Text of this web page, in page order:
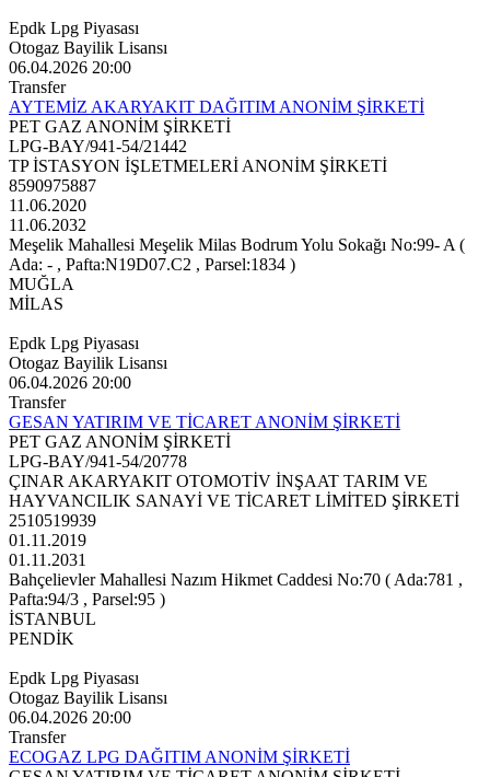
Epdk Lpg Piyasası
Otogaz Bayilik Lisansı
06.04.2026 20:00
Transfer
AYTEMİZ AKARYAKIT DAĞITIM ANONİM ŞİRKETİ
PET GAZ ANONİM ŞİRKETİ
LPG-BAY/941-54/21442
TP İSTASYON İŞLETMELERİ ANONİM ŞİRKETİ
8590975887
11.06.2020
11.06.2032
Meşelik Mahallesi Meşelik Milas Bodrum Yolu Sokağı No:99- A (
Ada: - , Pafta:N19D07.C2 , Parsel:1834 )
MUĞLA
MİLAS
Epdk Lpg Piyasası
Otogaz Bayilik Lisansı
06.04.2026 20:00
Transfer
GESAN YATIRIM VE TİCARET ANONİM ŞİRKETİ
PET GAZ ANONİM ŞİRKETİ
LPG-BAY/941-54/20778
ÇINAR AKARYAKIT OTOMOTİV İNŞAAT TARIM VE
HAYVANCILIK SANAYİ VE TİCARET LİMİTED ŞİRKETİ
2510519939
01.11.2019
01.11.2031
Bahçelievler Mahallesi Nazım Hikmet Caddesi No:70 ( Ada:781 ,
Pafta:94/3 , Parsel:95 )
İSTANBUL
PENDİK
Epdk Lpg Piyasası
Otogaz Bayilik Lisansı
06.04.2026 20:00
Transfer
ECOGAZ LPG DAĞITIM ANONİM ŞİRKETİ